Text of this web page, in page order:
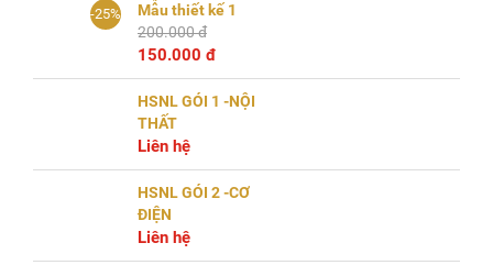
-25%
Mẫu thiết kế 1
200.000 đ
150.000 đ
HSNL GÓI 1 -NỘI
THẤT
Liên hệ
HSNL GÓI 2 -CƠ
ĐIỆN
Liên hệ